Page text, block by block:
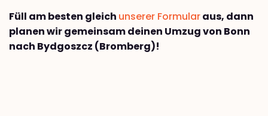
Füll am besten gleich unserer Formularaus, dann
planen wir gemeinsam deinen Umzug von Bonn
nach Bydgoszcz (Bromberg)!